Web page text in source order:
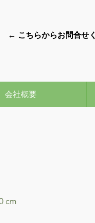
← こちらからお問合せ
会社概要
cm